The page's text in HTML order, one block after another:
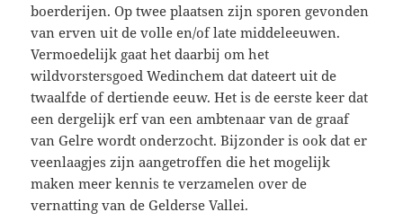
boerderijen. Op twee plaatsen zijn sporen gevonden
van erven uit de volle en/of late middeleeuwen.
Vermoedelijk gaat het daarbij om het
wildvorstersgoed Wedinchem dat dateert uit de
twaalfde of dertiende eeuw. Het is de eerste keer dat
een dergelijk erf van een ambtenaar van de graaf
van Gelre wordt onderzocht. Bijzonder is ook dat er
veenlaagjes zijn aangetroffen die het mogelijk
maken meer kennis te verzamelen over de
vernatting van de Gelderse Vallei.